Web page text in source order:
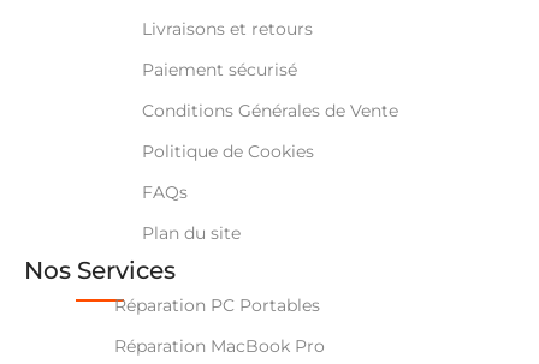
Livraisons et retours
Paiement sécurisé
Conditions Générales de Vente
Politique de Cookies
FAQs
Plan du site
Nos Services
Réparation PC Portables
Réparation MacBook Pro